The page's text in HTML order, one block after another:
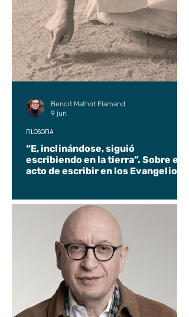
“E, inclinándose, siguió
escribiendo en la tierra”. Sobre el
acto de escribir en los Evangelios.
FILOSOFÍA
Benoit Mathot Flamand
9 jun